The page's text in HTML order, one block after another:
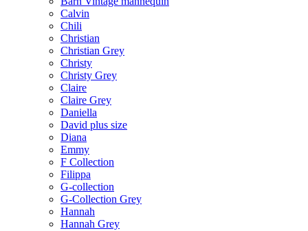
Calvin
Chili
Christian
Christian Grey
Christy
Christy Grey
Claire
Claire Grey
Daniella
David plus size
Diana
Emmy
F Collection
Filippa
G-collection
G-Collection Grey
Hannah
Hannah Grey